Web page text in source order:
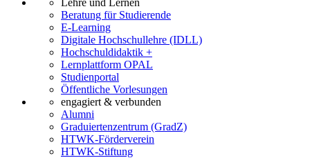
Lehre und Lernen
Beratung für Studierende
E-Learning
Digitale Hochschullehre (IDLL)
Hochschuldidaktik +
Lernplattform OPAL
Studienportal
Öffentliche Vorlesungen
engagiert & verbunden
Alumni
Graduiertenzentrum (GradZ)
HTWK-Förderverein
HTWK-Stiftung